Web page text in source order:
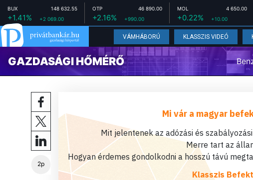
BUX 148 632.55
+1.41% +2 069.00
OTP 46 890.00
+2.16% +990.00
MOL 4 650.00
+0.22% +10.00
VÁMHÁBORÚ KLASSZIS VIDEÓ
GAZDASÁGI HŐMÉRŐ
2p
Mi vár a magyar
Mit jelentenek az adózási és
Merre tart az
Hogyan érdemes gondolkodni a hosszú távú
Klasszis